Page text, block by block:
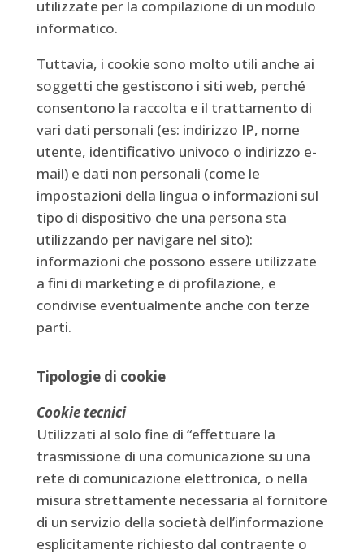
utilizzate per la compilazione di un modulo
informatico.
Tuttavia, i cookie sono molto utili anche ai
soggetti che gestiscono i siti web, perché
consentono la raccolta e il trattamento di
vari dati personali (es: indirizzo IP, nome
utente, identificativo univoco o indirizzo e-
mail) e dati non personali (come le
impostazioni della lingua o informazioni sul
tipo di dispositivo che una persona sta
utilizzando per navigare nel sito):
informazioni che possono essere utilizzate
a fini di marketing e di profilazione, e
condivise eventualmente anche con terze
parti.
Tipologie di cookie
Cookie tecnici
Utilizzati al solo fine di “effettuare la
trasmissione di una comunicazione su una
rete di comunicazione elettronica, o nella
misura strettamente necessaria al fornitore
di un servizio della società dell’informazione
esplicitamente richiesto dal contraente o